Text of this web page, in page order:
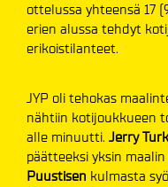
ottelussa yhteensä 17
erien alussa tehdyt
erikoistilanteet.
JYP oli tehokas
nähtiin kotijoukkueen
alle minuutti. Jerry
päätteeksi yksin
Puustisen kulmasta